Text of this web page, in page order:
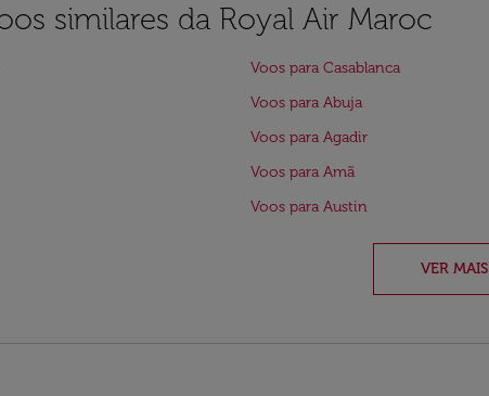
similares da Royal Air Maroc
Voos para Casablanca
Voos para Abuja
Voos para Agadir
Voos para Amã
Voos para Austin
VER MAIS